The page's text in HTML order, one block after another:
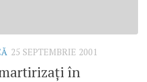
25 SEPTEMBRIE 2001
în